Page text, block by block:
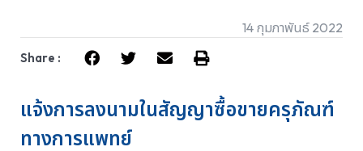
14 กุมภาพันธ์ 2022
Share :
แจ้งการลงนามในสัญญาซื้อขายครุภัณฑ์
ทางการแพทย์